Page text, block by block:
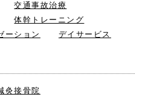
交通事故治療
体幹トレーニング
ーション デイサービス
灸接骨院